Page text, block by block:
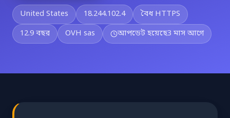
United States 18.244.102.4
বৈধ HTTPS
12.9 বছর
OVH sas আপডেট হয়েছে3 মাস আগে